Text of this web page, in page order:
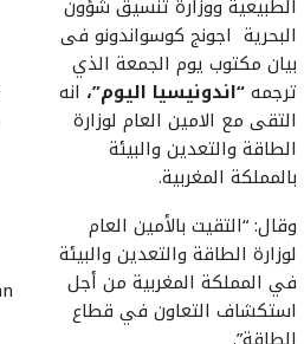
الطبيعية ووزارة تنسيق شؤون
البحرية اجونج كوسواندونو فى
بيان مكتوب يوم الجمعة الذي
ترجمه“اندونيسيا اليوم”، انه
التقى مع الامين العام لوزارة
الطاقة والتعدين والبيئة
بالمملكة المغربية.
وقال: “التقيت بالأمين العام
لوزارة الطاقة والتعدين والبيئة
في المملكة المغربية من أجل
استكشاف التعاون في قطاع